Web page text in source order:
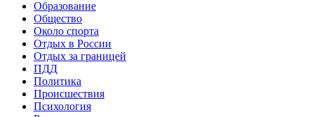
Образование
Общество
Около спорта
Отдых в России
Отдых за границей
ПДД
Политика
Происшествия
Психология